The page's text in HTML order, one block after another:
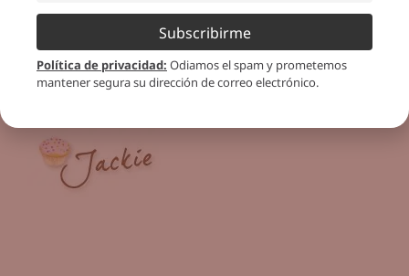
Espero que puedan hacerlo y subir su foto a
Instagram etiquetándome cómo
@lasdeliciasdevivir
Subscribirme
Política de privacidad: Odiamos el spam y prometemos
mantener segura su dirección de correo electrónico.